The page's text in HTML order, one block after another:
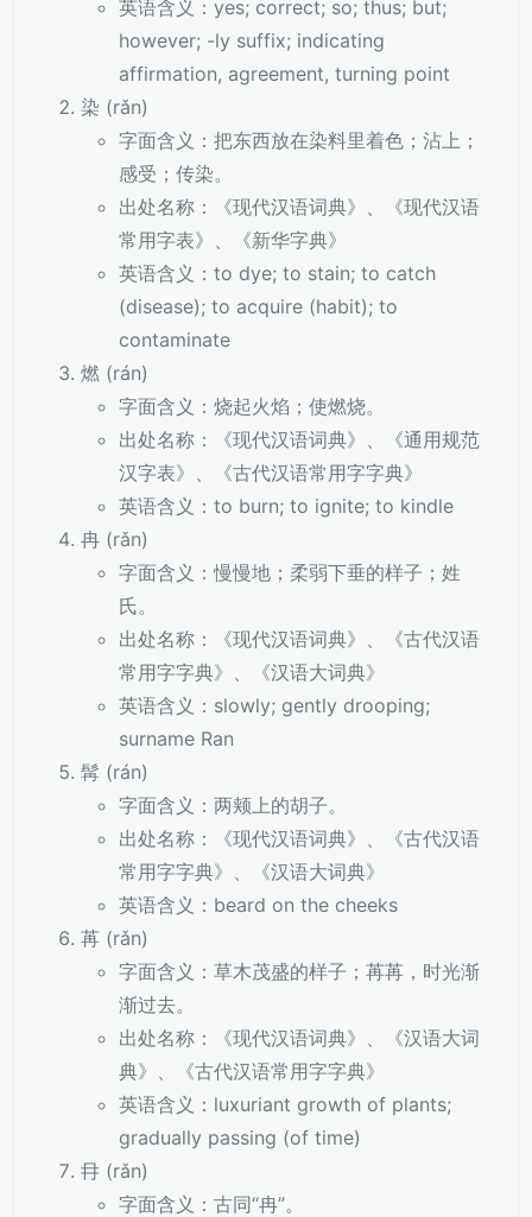
英语含义：yes; correct; so; thus; but;
however; -ly suffix; indicating
affirmation, agreement, turning point
染 (rǎn)
字面含义：把东西放在染料里着色；沾上；
感受；传染。
出处名称：《现代汉语词典》、《现代汉语
常用字表》、《新华字典》
英语含义：to dye; to stain; to catch
(disease); to acquire (habit); to
contaminate
燃 (rán)
字面含义：烧起火焰；使燃烧。
出处名称：《现代汉语词典》、《通用规范
汉字表》、《古代汉语常用字字典》
英语含义：to burn; to ignite; to kindle
冉 (rǎn)
字面含义：慢慢地；柔弱下垂的样子；姓
氏。
出处名称：《现代汉语词典》、《古代汉语
常用字字典》、《汉语大词典》
英语含义：slowly; gently drooping;
surname Ran
髯 (rán)
字面含义：两颊上的胡子。
出处名称：《现代汉语词典》、《古代汉语
常用字字典》、《汉语大词典》
英语含义：beard on the cheeks
苒 (rǎn)
字面含义：草木茂盛的样子；苒苒，时光渐
渐过去。
出处名称：《现代汉语词典》、《汉语大词
典》、《古代汉语常用字字典》
英语含义：luxuriant growth of plants;
gradually passing (of time)
冄 (rǎn)
字面含义：古同“冉”。